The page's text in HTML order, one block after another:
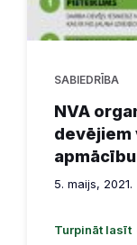
SABIEDRĪBA
NVA
devējiem
apmācību
5. maijs, 2021.
Turpināt lasīt